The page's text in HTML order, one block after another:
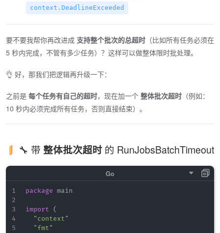
context.DeadlineExceeded
要不要我帮你再改进成 支持整个批次的总超时 （比如所有任务必须在
5 秒内完成，不管有多少任务）？这样可以做整体限时批处理。
👌 好，那我们把逻辑再升级一下：
之前是 每个任务有自己的超时，现在加一个 整体批次超时 （例如：
10 秒内必须完成所有任务，否则直接结束）。
🔧 带 整体批次超时 的 RunJobsBatchTimeout
package main
import
(
"context"
"fmt"